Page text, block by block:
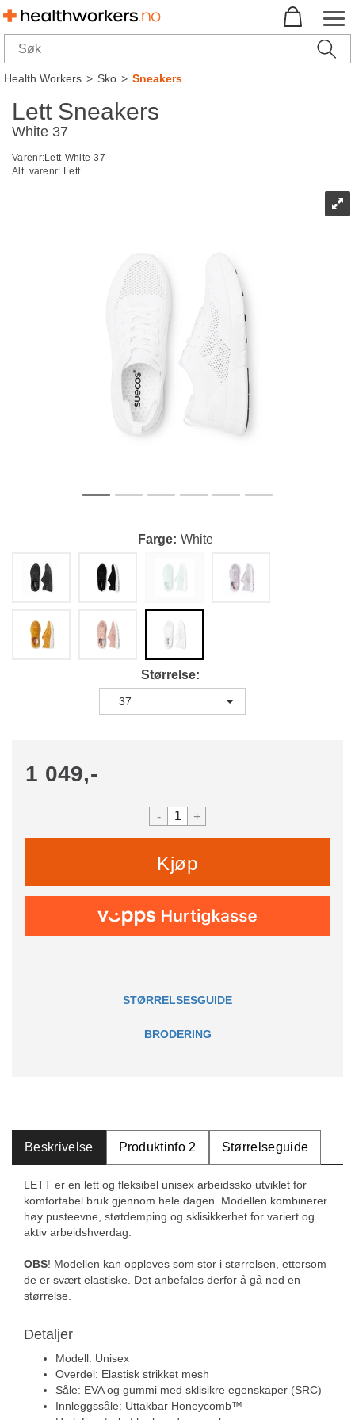
Health Workers>Sko>Sneakers
Lett Sneakers
White 37
Varenr:Lett-White-37
Alt. varenr: Lett
Farge White
Størrelse
37
1 049,-
- +
Kjøp
STØRRELSESGUIDE
BRODERING
Beskrivelse Produktinfo 2 Størrelseguide
LETT er en lett og fleksibel unisex arbeidssko utviklet for
komfortabel bruk gjennom hele dagen. Modellen kombinerer
høy pusteevne, støtdemping og sklisikkerhet for variert og
aktiv arbeidshverdag.
OBS! Modellen kan oppleves som stor i størrelsen, ettersom
de er svært elastiske. Det anbefales derfor å gå ned en
størrelse.
Detaljer
Modell: Unisex
Overdel: Elastisk strikket mesh
Såle: EVA og gummi med sklisikre egenskaper (SRC)
Innleggssåle: Uttakbar Honeycomb™